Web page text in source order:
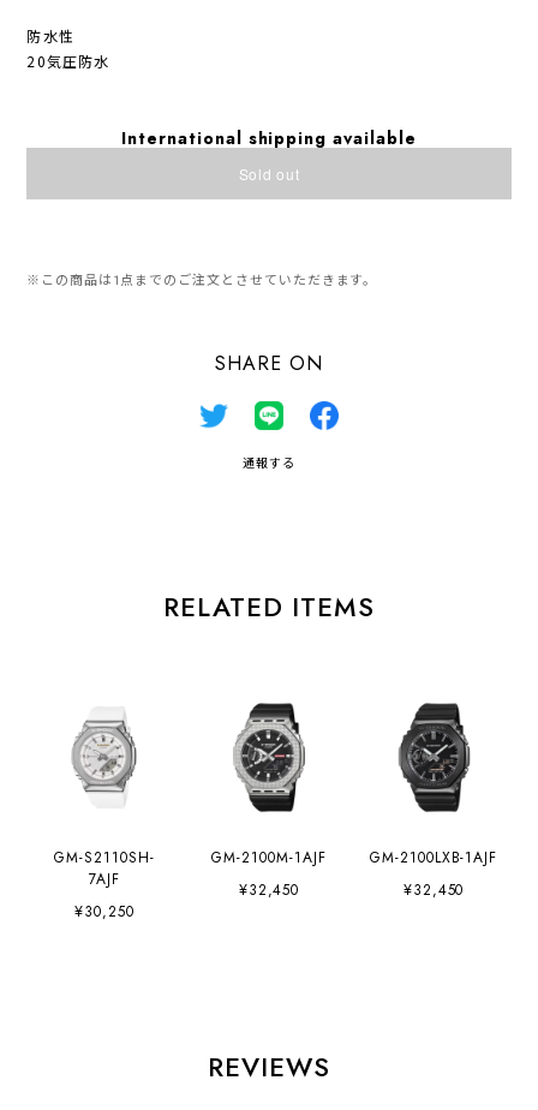
防水性
20気圧防水
International shipping available
Sold out
※この商品は1点までのご注文とさせていただきます。
SHARE ON
通報する
RELATED ITEMS
GM-S2110SH-
7AJF
¥30,250
GM-2100M-1AJF
¥32,450
GM-2100LXB-1AJF
¥32,450
REVIEWS